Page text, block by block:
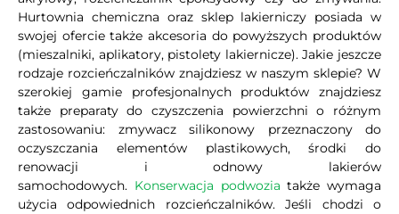
Hurtownia chemiczna oraz sklep lakierniczy posiada w
swojej ofercie także akcesoria do powyższych produktów
(mieszalniki, aplikatory, pistolety lakiernicze). Jakie jeszcze
rodzaje rozcieńczalników znajdziesz w naszym sklepie? W
szerokiej gamie profesjonalnych produktów znajdziesz
także preparaty do czyszczenia powierzchni o różnym
zastosowaniu: zmywacz silikonowy przeznaczony do
oczyszczania elementów plastikowych, środki do
renowacji i odnowy lakierów
samochodowych. Konserwacja podwozia także wymaga
użycia odpowiednich rozcieńczalników. Jeśli chodzi o